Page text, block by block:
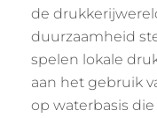
de
duurzaamheid
spelen lokale
aan het gebruik
op waterbasis